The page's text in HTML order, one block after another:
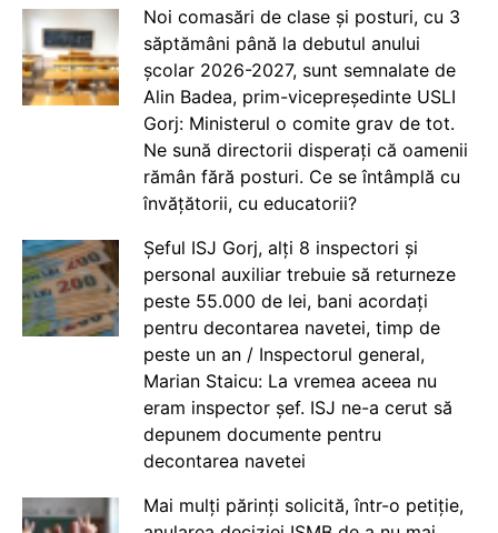
Noi comasări de clase și posturi, cu 3
săptămâni până la debutul anului
școlar 2026-2027, sunt semnalate de
Alin Badea, prim-vicepreședinte USLI
Gorj: Ministerul o comite grav de tot.
Ne sună directorii disperați că oamenii
rămân fără posturi. Ce se întâmplă cu
învățătorii, cu educatorii?
Șeful ISJ Gorj, alți 8 inspectori și
personal auxiliar trebuie să returneze
peste 55.000 de lei, bani acordați
pentru decontarea navetei, timp de
peste un an / Inspectorul general,
Marian Staicu: La vremea aceea nu
eram inspector șef. ISJ ne-a cerut să
depunem documente pentru
decontarea navetei
Mai mulți părinți solicită, într-o petiție,